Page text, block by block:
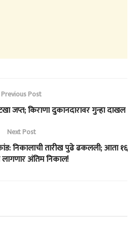
Previous Post
जप्त; किराणा दुकानदारावर गुन्हा दाखल
Next Post
निकालाची तारीख पुढे ढकलली; आता १६
अंतिम निकाल!